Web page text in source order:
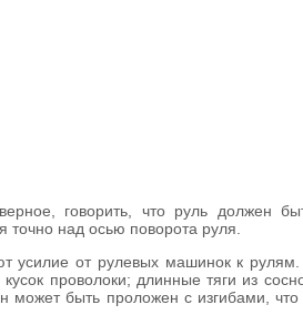
говорить, что руль должен
точно над осью поворота руля.
усилие от рулевых машинок к
проволоки; длинные тяги из
может быть проложен с изгибами,